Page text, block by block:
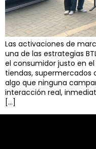
Las activaciones de
una de las estrategias
el consumidor justo en
tiendas, supermercados
algo que ninguna
interacción real,
[…]